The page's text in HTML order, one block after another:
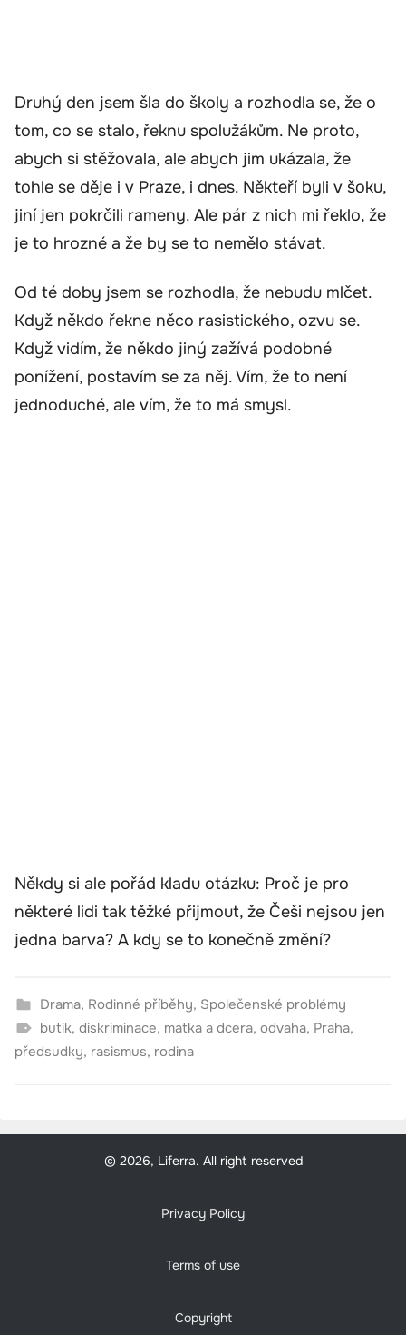
Druhý den jsem šla do školy a rozhodla se, že o
tom, co se stalo, řeknu spolužákům. Ne proto,
abych si stěžovala, ale abych jim ukázala, že
tohle se děje i v Praze, i dnes. Někteří byli v šoku,
jiní jen pokrčili rameny. Ale pár z nich mi řeklo, že
je to hrozné a že by se to nemělo stávat.
Od té doby jsem se rozhodla, že nebudu mlčet.
Když někdo řekne něco rasistického, ozvu se.
Když vidím, že někdo jiný zažívá podobné
ponížení, postavím se za něj. Vím, že to není
jednoduché, ale vím, že to má smysl.
Někdy si ale pořád kladu otázku: Proč je pro
některé lidi tak těžké přijmout, že Češi nejsou jen
jedna barva? A kdy se to konečně změní?
Drama, Rodinné příběhy, Společenské problémy
butik, diskriminace, matka a dcera, odvaha, Praha,
předsudky, rasismus, rodina
© 2026, Liferra. All right reserved
Privacy Policy
Terms of use
Copyright